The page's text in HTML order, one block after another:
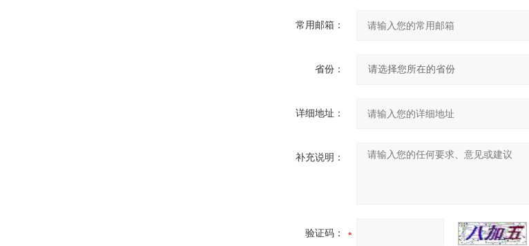
常用邮箱：
省份：
详细地址：
补充说明：
验证码：